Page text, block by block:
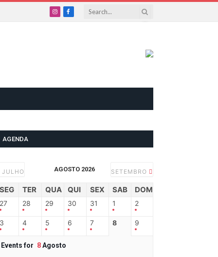
InstagramFacebook
AGENDA
JULHO AGOSTO 2026 SETEMBRO
SEG TER QUA QUI SEX SAB DOM
27 28 29 30 31 1 2
3 4 5 6 7 8 9
Events for 8Agosto